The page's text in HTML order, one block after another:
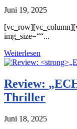
Juni 19, 2025
img_size=““...
Weiterlesen
Review:
Thriller
Juni 18, 2025